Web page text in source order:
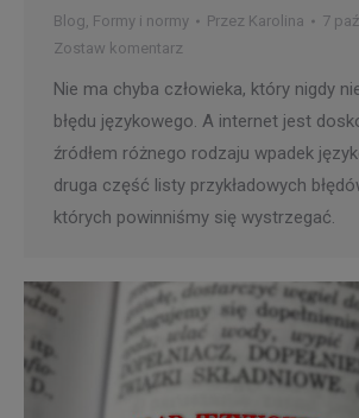
Blog, Formy i normy Przez Karolina
7
Zostaw komentarz
Nie ma chyba człowieka, który nigdy
błędu językowego. A internet jest
źródłem różnego rodzaju wpadek
druga część listy przykładowych
których powinniśmy się wystrzegać.